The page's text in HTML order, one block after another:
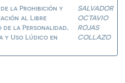
de la Prohibición y
al Libre
la Personalidad,
y Uso Lúdico en
SALVADOR
OCTAVIO
ROJAS
COLLAZO